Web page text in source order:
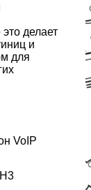
делает
и
для
VoIP